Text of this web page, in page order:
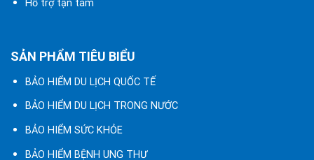
Hỗ trợ tận tâm
SẢN PHẨM TIÊU BIỂU
BẢO HIỂM DU LỊCH QUỐC TẾ
BẢO HIỂM DU LỊCH TRONG NƯỚC
BẢO HIỂM SỨC KHỎE
BẢO HIỂM BỆNH UNG THƯ